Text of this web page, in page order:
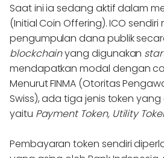
Saat ini ia sedang aktif dalam
(Initial Coin Offering). ICO
pengumpulan dana publik
blockchainyang digunakan
mendapatkan modal dengan
Menurut FINMA (Otoritas
Swiss), ada tiga jenis token yang
yaitu Payment Token, Utility
Pembayaran token sendiri